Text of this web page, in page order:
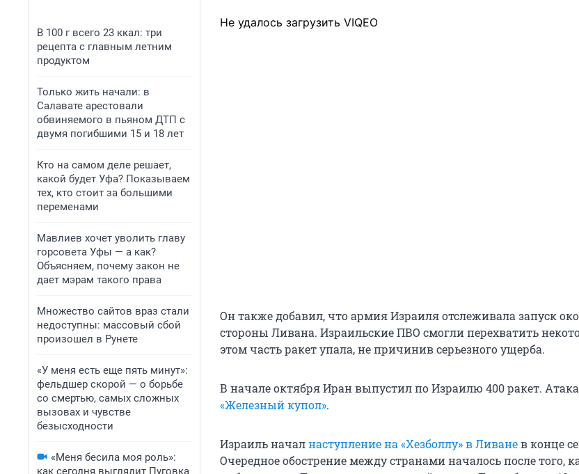
В 100 г всего 23 ккал: три
рецепта с главным летним
продуктом
Только жить начали: в
Салавате арестовали
обвиняемого в пьяном ДТП с
двумя погибшими 15 и 18 лет
Кто на самом деле решает,
какой будет Уфа? Показываем
тех, кто стоит за большими
переменами
Мавлиев хочет уволить главу
горсовета Уфы — а как?
Объясняем, почему закон не
дает мэрам такого права
Множество сайтов враз стали
недоступны: массовый сбой
произошел в Рунете
«У меня есть еще пять минут»:
фельдшер скорой — о борьбе
со смертью, самых сложных
вызовах и чувстве
безысходности
«Меня бесила моя роль»:
как сегодня выглядит Пуговка
Не удалось загрузить VIQEO
Он также добавил, что армия Израиля отслеживала запуск
стороны Ливана. Израильские ПВО смогли перехватить
этом часть ракет упала, не причинив серьезного ущерба.
В начале октября Иран выпустил по Израилю 400 ракет. Атака
«Железный купол».
Израиль началнаступление на «Хезболлу» в Ливанев конце
Очередное обострение между странами началось после того,